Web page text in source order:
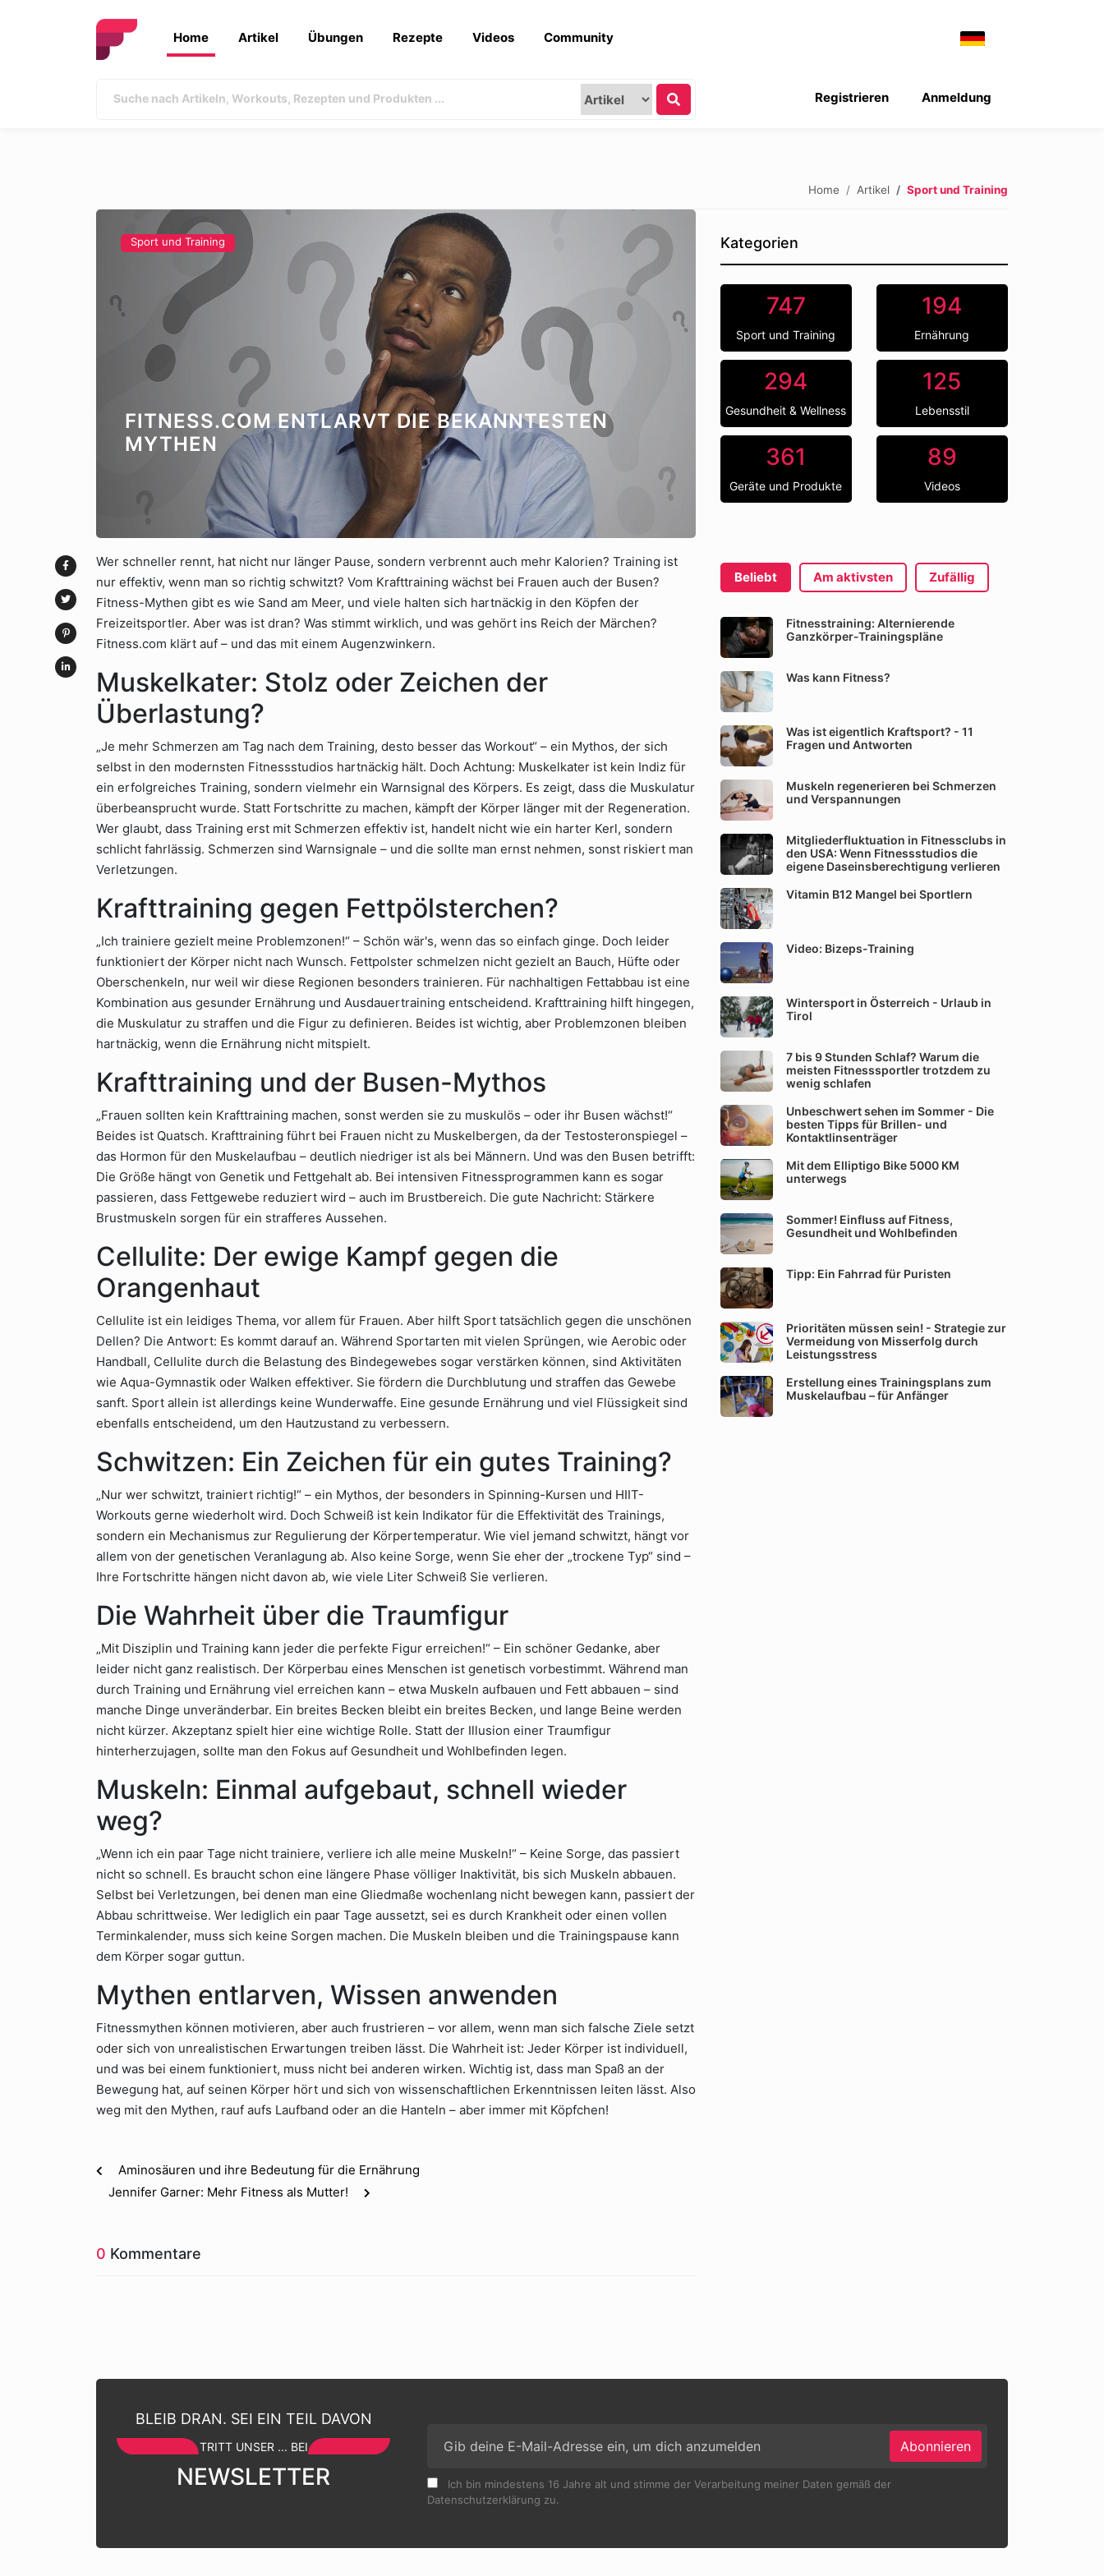
Home Artikel Übungen Rezepte Videos Community
Anmeldung
Registrieren
Home Artikel Sport und Training
Sport und Training
FITNESS.COM ENTLARVT DIE BEKANNTESTEN
MYTHEN
Wer schneller rennt, hat nicht nur länger Pause, sondern verbrennt auch mehr Kalorien? Training ist
nur effektiv, wenn man so richtig schwitzt? Vom Krafttraining wächst bei Frauen auch der Busen?
Fitness-Mythen gibt es wie Sand am Meer, und viele halten sich hartnäckig in den Köpfen der
Freizeitsportler. Aber was ist dran? Was stimmt wirklich, und was gehört ins Reich der Märchen?
Fitness.com klärt auf – und das mit einem Augenzwinkern.
Muskelkater: Stolz oder Zeichen der
Überlastung?
„Je mehr Schmerzen am Tag nach dem Training, desto besser das Workout“ – ein Mythos, der sich
selbst in den modernsten Fitnessstudios hartnäckig hält. Doch Achtung: Muskelkater ist kein Indiz für
ein erfolgreiches Training, sondern vielmehr ein Warnsignal des Körpers. Es zeigt, dass die Muskulatur
überbeansprucht wurde. Statt Fortschritte zu machen, kämpft der Körper länger mit der Regeneration.
Wer glaubt, dass Training erst mit Schmerzen effektiv ist, handelt nicht wie ein harter Kerl, sondern
schlicht fahrlässig. Schmerzen sind Warnsignale – und die sollte man ernst nehmen, sonst riskiert man
Verletzungen.
Krafttraining gegen Fettpölsterchen?
„Ich trainiere gezielt meine Problemzonen!“ – Schön wär's, wenn das so einfach ginge. Doch leider
funktioniert der Körper nicht nach Wunsch. Fettpolster schmelzen nicht gezielt an Bauch, Hüfte oder
Oberschenkeln, nur weil wir diese Regionen besonders trainieren. Für nachhaltigen Fettabbau ist eine
Kombination aus gesunder Ernährung und Ausdauertraining entscheidend. Krafttraining hilft hingegen,
die Muskulatur zu straffen und die Figur zu definieren. Beides ist wichtig, aber Problemzonen bleiben
hartnäckig, wenn die Ernährung nicht mitspielt.
Krafttraining und der Busen-Mythos
„Frauen sollten kein Krafttraining machen, sonst werden sie zu muskulös – oder ihr Busen wächst!“
Beides ist Quatsch. Krafttraining führt bei Frauen nicht zu Muskelbergen, da der Testosteronspiegel –
das Hormon für den Muskelaufbau – deutlich niedriger ist als bei Männern. Und was den Busen betrifft:
Die Größe hängt von Genetik und Fettgehalt ab. Bei intensiven Fitnessprogrammen kann es sogar
passieren, dass Fettgewebe reduziert wird – auch im Brustbereich. Die gute Nachricht: Stärkere
Brustmuskeln sorgen für ein strafferes Aussehen.
Cellulite: Der ewige Kampf gegen die
Orangenhaut
Cellulite ist ein leidiges Thema, vor allem für Frauen. Aber hilft Sport tatsächlich gegen die unschönen
Dellen? Die Antwort: Es kommt darauf an. Während Sportarten mit vielen Sprüngen, wie Aerobic oder
Handball, Cellulite durch die Belastung des Bindegewebes sogar verstärken können, sind Aktivitäten
wie Aqua-Gymnastik oder Walken effektiver. Sie fördern die Durchblutung und straffen das Gewebe
sanft. Sport allein ist allerdings keine Wunderwaffe. Eine gesunde Ernährung und viel Flüssigkeit sind
ebenfalls entscheidend, um den Hautzustand zu verbessern.
Schwitzen: Ein Zeichen für ein gutes Training?
„Nur wer schwitzt, trainiert richtig!“ – ein Mythos, der besonders in Spinning-Kursen und HIIT-
Workouts gerne wiederholt wird. Doch Schweiß ist kein Indikator für die Effektivität des Trainings,
sondern ein Mechanismus zur Regulierung der Körpertemperatur. Wie viel jemand schwitzt, hängt vor
allem von der genetischen Veranlagung ab. Also keine Sorge, wenn Sie eher der „trockene Typ“ sind –
Ihre Fortschritte hängen nicht davon ab, wie viele Liter Schweiß Sie verlieren.
Die Wahrheit über die Traumfigur
„Mit Disziplin und Training kann jeder die perfekte Figur erreichen!“ – Ein schöner Gedanke, aber
leider nicht ganz realistisch. Der Körperbau eines Menschen ist genetisch vorbestimmt. Während man
durch Training und Ernährung viel erreichen kann – etwa Muskeln aufbauen und Fett abbauen – sind
manche Dinge unveränderbar. Ein breites Becken bleibt ein breites Becken, und lange Beine werden
nicht kürzer. Akzeptanz spielt hier eine wichtige Rolle. Statt der Illusion einer Traumfigur
hinterherzujagen, sollte man den Fokus auf Gesundheit und Wohlbefinden legen.
Muskeln: Einmal aufgebaut, schnell wieder
weg?
„Wenn ich ein paar Tage nicht trainiere, verliere ich alle meine Muskeln!“ – Keine Sorge, das passiert
nicht so schnell. Es braucht schon eine längere Phase völliger Inaktivität, bis sich Muskeln abbauen.
Selbst bei Verletzungen, bei denen man eine Gliedmaße wochenlang nicht bewegen kann, passiert der
Abbau schrittweise. Wer lediglich ein paar Tage aussetzt, sei es durch Krankheit oder einen vollen
Terminkalender, muss sich keine Sorgen machen. Die Muskeln bleiben und die Trainingspause kann
dem Körper sogar guttun.
Mythen entlarven, Wissen anwenden
Fitnessmythen können motivieren, aber auch frustrieren – vor allem, wenn man sich falsche Ziele setzt
oder sich von unrealistischen Erwartungen treiben lässt. Die Wahrheit ist: Jeder Körper ist individuell,
und was bei einem funktioniert, muss nicht bei anderen wirken. Wichtig ist, dass man Spaß an der
Bewegung hat, auf seinen Körper hört und sich von wissenschaftlichen Erkenntnissen leiten lässt. Also
weg mit den Mythen, rauf aufs Laufband oder an die Hanteln – aber immer mit Köpfchen!
Aminosäuren und ihre Bedeutung für die Ernährung
Jennifer Garner: Mehr Fitness als Mutter!
0 Kommentare
Kategorien
747
Sport und Training
194
Ernährung
294
Gesundheit & Wellness
125
Lebensstil
361
Geräte und Produkte
89
Videos
Beliebt Am aktivsten Zufällig
Fitnesstraining: Alternierende
Ganzkörper-Trainingspläne
Was kann Fitness?
Was ist eigentlich Kraftsport? - 11
Fragen und Antworten
Muskeln regenerieren bei Schmerzen
und Verspannungen
Mitgliederfluktuation in Fitnessclubs in
den USA: Wenn Fitnessstudios die
eigene Daseinsberechtigung verlieren
Vitamin B12 Mangel bei Sportlern
Video: Bizeps-Training
Wintersport in Österreich - Urlaub in
Tirol
7 bis 9 Stunden Schlaf? Warum die
meisten Fitnesssportler trotzdem zu
wenig schlafen
Unbeschwert sehen im Sommer - Die
besten Tipps für Brillen- und
Kontaktlinsenträger
Mit dem Elliptigo Bike 5000 KM
unterwegs
Sommer! Einfluss auf Fitness,
Gesundheit und Wohlbefinden
Tipp: Ein Fahrrad für Puristen
Prioritäten müssen sein! - Strategie zur
Vermeidung von Misserfolg durch
Leistungsstress
Erstellung eines Trainingsplans zum
Muskelaufbau – für Anfänger
BLEIB DRAN. SEI EIN TEIL DAVON
TRITT UNSER ... BEI
NEWSLETTER
Abonnieren
Ich bin mindestens 16 Jahre alt und stimme der Verarbeitung meiner Daten gemäß der
Datenschutzerklärung zu.